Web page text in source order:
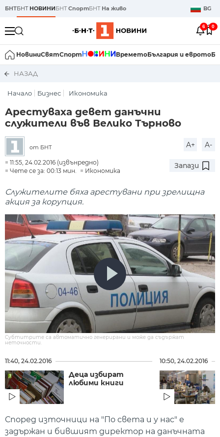
БНТБНТ НОВИНИБНТСпортБНТ На живо BG
6 0
НовиниСвятСпорт ВреметоБългария и еврото
НАЗАД
Начало Бизнес Икономика
Арестуваха девет данъчни
служители във Велико Търново
от БНТ A+ A-
11:55, 24.02.2016 (извънредно)
Чете се за: 00:13 мин.
Икономика
Запази
Служителите бяха арестувани при зрелищна
акция за корупция.
Субтитрите са автоматично генерирани и може да съдържат
неточности.
11:40, 24.02.2016
Деца избират
любими книги
10:50, 24.02.2016
Според източници на "По света и у нас" е
задържан и бившият директор на данъчната